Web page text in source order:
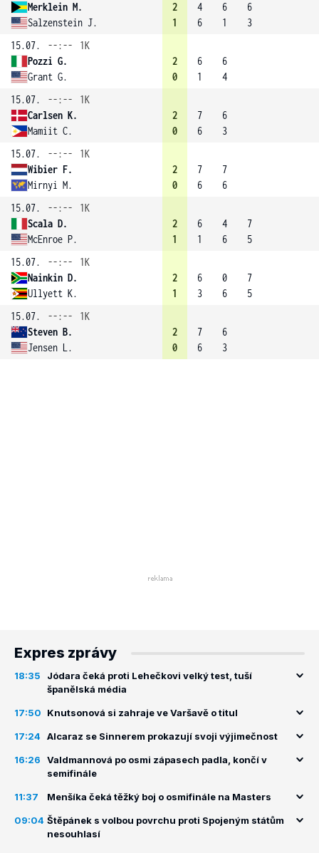
Merklein M.
Salzenstein J.
2
1
4
6
6
1
6
3
15.07.
--:--
1K
Pozzi G.
Grant G.
2
0
6
1
6
4
15.07.
--:--
1K
Carlsen K.
Mamiit C.
2
0
7
6
6
3
15.07.
--:--
1K
Wibier F.
Mirnyi M.
2
0
7
6
7
6
15.07.
--:--
1K
Scala D.
McEnroe P.
2
1
6
1
4
6
7
5
15.07.
--:--
1K
Nainkin D.
Ullyett K.
2
1
6
3
0
6
7
5
15.07.
--:--
1K
Steven B.
Jensen L.
2
0
7
6
6
3
Expres zprávy
18:35
Jódara čeká proti Lehečkovi velký test, tuší
španělská média
17:50 Knutsonová si zahraje ve Varšavě o titul
17:24 Alcaraz se Sinnerem prokazují svoji výjimečnost
16:26
Valdmannová po osmi zápasech padla, končí v
semifinále
11:37 Menšíka čeká těžký boj o osmifinále na Masters
09:04 Štěpánek s volbou povrchu proti Spojeným státům
nesouhlasí